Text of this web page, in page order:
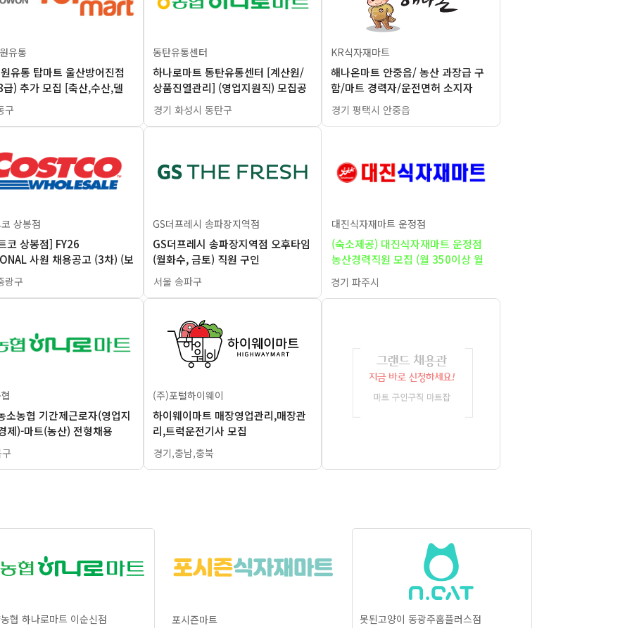
유통
유통 탑마트 울산방어진점
) 추가 모집 [축산,수산,델
구
동탄유통센터
하나로마트 동탄유통센터 [계산원/
상품진열관리] (영업지원직) 모집공
고
경기 화성시 동탄구
KR식자재마트
해나온마트 안중읍/ 농산 과장급 구
함/마트 경력자/운전면허 소지자
경기 평택시 안중읍
상봉점
코 상봉점] FY26
사원 채용공고 (3차) (보
수)
랑구
GS더프레시 송파장지역점
GS더프레시 송파장지역점 오후타임
(월화수, 금토) 직원 구인
서울 송파구
대진식자재마트 운정점
(숙소제공) 대진식자재마트 운정점
농산경력직원 모집 (월 350이상 월
7회 휴무)
경기 파주시
소농협 기간제근로자(영업지
제)-마트(농산) 전형채용
(주)포털하이웨이
하이웨이마트 매장영업관리,매장관
리,트럭운전기사 모집
경기,충남,충북
협 하나로마트 이순신점 포시즌마트 못된고양이 동광주홈플러스점